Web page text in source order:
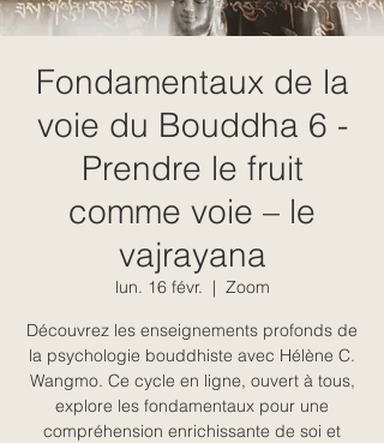
Fondamentaux de la
voie du Bouddha 6 -
Prendre le fruit
comme voie – le
vajrayana
lun. 16 févr.
  |
Zoom
Découvrez les enseignements profonds de
la psychologie bouddhiste avec Hélène C.
Wangmo. Ce cycle en ligne, ouvert à tous,
explore les fondamentaux pour une
compréhension enrichissante de soi et